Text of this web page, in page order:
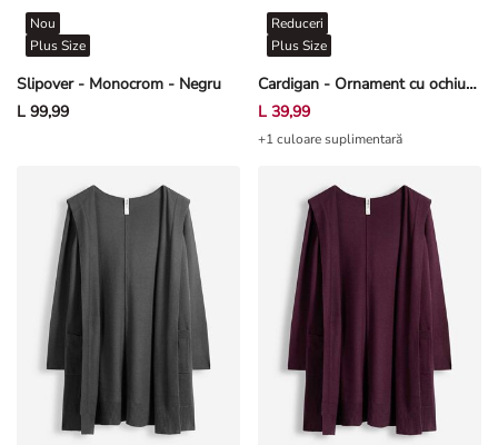
Slipover - Monocrom - Negru
Nou
Plus Size
L 99,99
Cardigan - Ornament cu ochiuri - Bej
Reduceri
Plus Size
L 39,99
+1 culoare suplimentară